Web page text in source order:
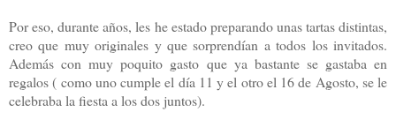
Por eso, durante años, les he estado preparando unas tartas distintas,
creo que muy originales y que sorprendían a todos los invitados.
Además con muy poquito gasto que ya bastante se gastaba en
regalos ( como uno cumple el día 11 y el otro el 16 de Agosto, se le
celebraba la fiesta a los dos juntos).